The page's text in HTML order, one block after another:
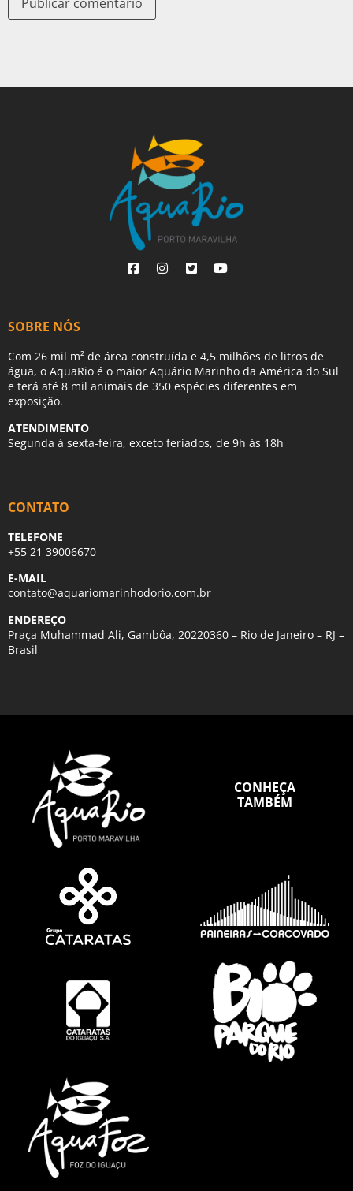
SOBRE NÓS
Com 26 mil m² de área construída e 4,5 milhões de litros de
água, o AquaRio é o maior Aquário Marinho da América do Sul
e terá até 8 mil animais de 350 espécies diferentes em
exposição.
ATENDIMENTO
Segunda à sexta-feira, exceto feriados, de 9h às 18h
CONTATO
TELEFONE
+55 21 39006670
E-MAIL
contato@aquariomarinhodorio.com.br
ENDEREÇO
Praça Muhammad Ali, Gambôa, 20220360 – Rio de Janeiro – RJ –
Brasil
CONHEÇA
TAMBÉM